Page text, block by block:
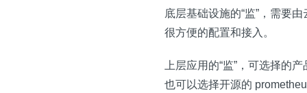
底层基础设施的“监”，需要
很方便的配置和接入。
上层应用的“监”，可选择的
也可以选择开源的